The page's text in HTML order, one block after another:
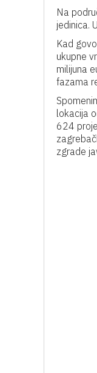
Na
jedinica.
Kad
ukupne
milijuna
fazama
lokacija
624
zgrade